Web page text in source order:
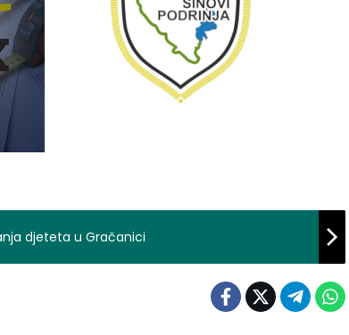
djeteta u Gračanici